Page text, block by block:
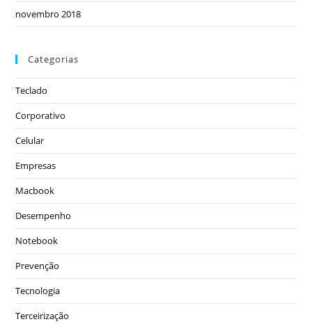
novembro 2018
Categorias
Teclado
Corporativo
Celular
Empresas
Macbook
Desempenho
Notebook
Prevenção
Tecnologia
Terceirização